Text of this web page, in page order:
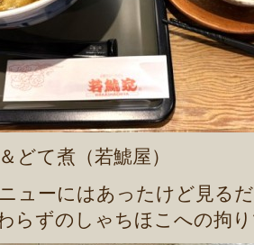
どて煮（若鯱屋）
ューにはあったけど見る
らずのしゃちほこへの拘